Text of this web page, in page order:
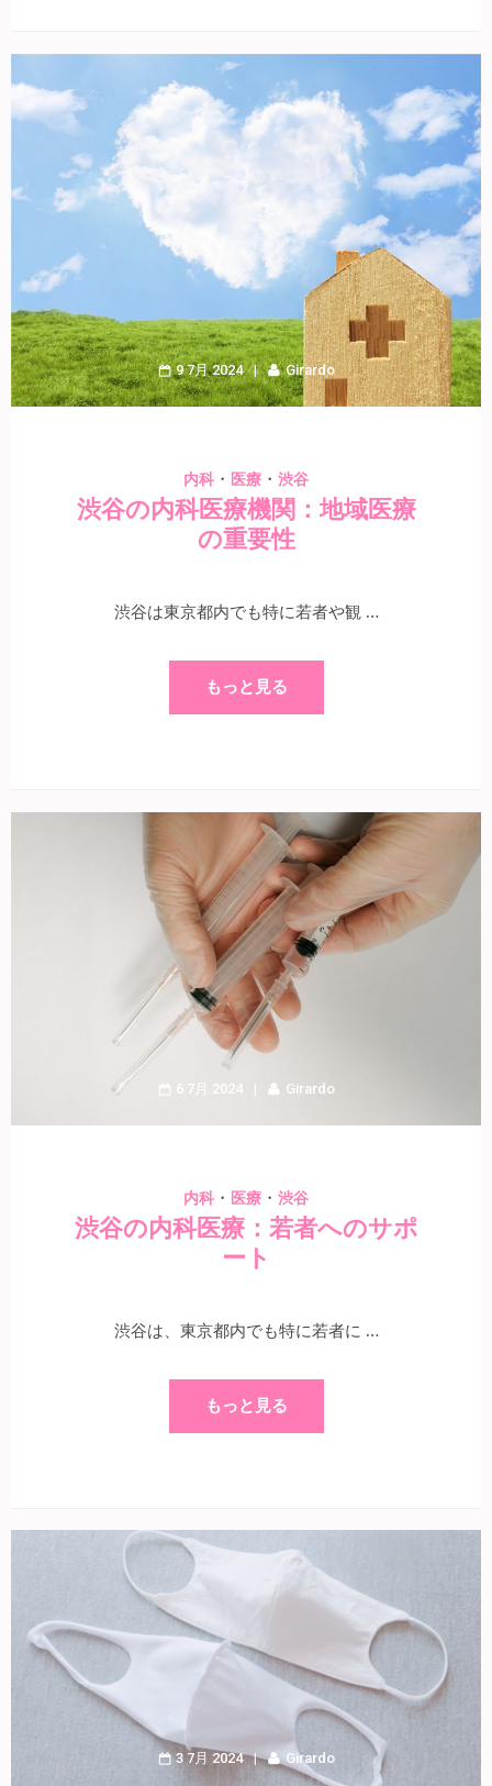
9 7月 2024 Girardo
内科 ・ 医療 ・ 渋谷
渋谷の内科医療機関：地域医療
の重要性
渋谷は東京都内でも特に若者や観 …
もっと見る
6 7月 2024 Girardo
内科 ・ 医療 ・ 渋谷
渋谷の内科医療：若者へのサポ
ート
渋谷は、東京都内でも特に若者に …
もっと見る
3 7月 2024 Girardo